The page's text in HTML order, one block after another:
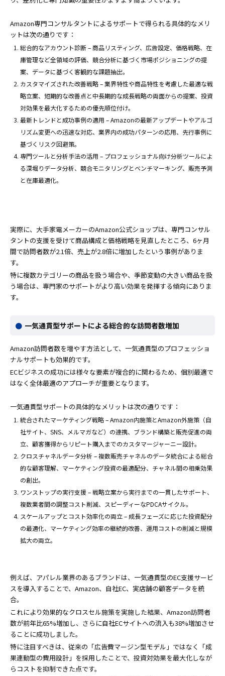
Amazon専門コンサルタントによるサポートで得られる具体的なメリ
ットは次の通りです：
総合的なアカウント診断 – 商品リスティング、広告設定、価格戦略、在
庫管理など全領域の評価、競合分析に基づく市場ポジショニングの提
案、データに基づく客観的な課題抽出。
カスタマイズされた改善戦略 – 業界特性や商品特性を考慮した最適な戦
略立案、短期的な改善点と中長期的な成長戦略の両面からの提案、投資
対効果を最大化するための優先順位付け。
最新トレンドと成功事例の適用 – Amazonの最新アップデートやアルゴ
リズム変更への迅速な対応、業界内の成功パターンの応用、先行事例に
基づくリスク回避策。
専門ツールと分析手法の活用 – プロフェッショナル向け分析ツールによ
る深堀りデータ分析、競合モニタリングとベンチマーキング、販売予測
と在庫最適化。
実際に、大手家電メーカーのAmazon公式ショップは、専門コンサル
タントの支援を受けて商品構成と価格戦略を見直したところ、6ヶ月
間で訪問者数が2.1倍、売上が2.8倍に増加したという事例がありま
す。
特に複数カテゴリーの商品を扱う場合や、季節変動の大きい商品を扱
う場合は、専門家のサポートがより高い効果を発揮する傾向にありま
す。
一気通貫型サポートによる総合的な訪問者数増加
Amazon訪問者数を増やす方法として、一気通貫型のプロフェッショ
ナルサポートも効果的です。
ECビジネスの成功には様々な要素が複合的に関わるため、個別最適で
はなく全体最適のアプローチが重要となります。
一気通貫型サポートの具体的なメリットは次の通りです：
統合されたマーケティング戦略 – Amazon内施策とAmazon外施策（自
社サイト、SNS、メルマガなど）の連携、ブランド構築と販売促進の両
立、顧客獲得からリピート購入までのカスタマージャーニー設計。
クロスチャネルデータ分析 – 複数販売チャネルのデータ統合による総合
的な顧客理解、マーケティング投資の最適配分、チャネル間の相乗効果
の創出。
ワンストップの実行支援 – 戦略立案から実行までの一貫したサポート、
複数業者間の調整コスト削減、スピーディーなPDCAサイクル。
スケールアップとコスト効率化の両立 – 成長フェーズに応じた投資配分
の最適化、マーケティング効率の継続的改善、運用コストの削減と規模
拡大の両立。
例えば、アパレル業界のあるブランドは、一気通貫型のEC支援サービ
スを導入することで、Amazon、自社EC、実店舗の顧客データを統
合。
これにより効果的なクロスセル施策を実施した結果、Amazon訪問者
数が前年比65%増加し、さらに自社ECサイトへの流入も38%増加させ
ることに成功しました。
特に注目すべきは、従来の「広告費マージン型モデル」ではなく「成
果連動型の費用設計」を採用したことで、投資対効果を最大化しなが
らコストを抑制できた点です。